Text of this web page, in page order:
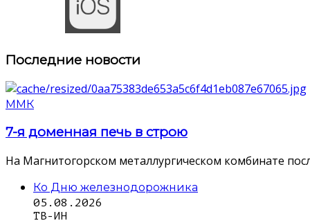
Последние новости
ММК
7-я доменная печь в строю
На Магнитогорском металлургическом комбинате
Ко Дню железнодорожника
05.08.2026
ТВ-ИН